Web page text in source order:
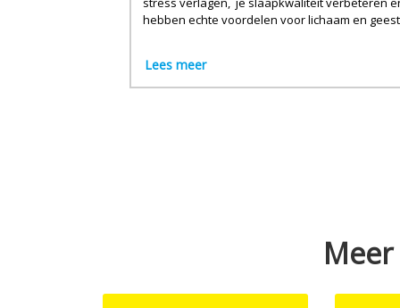
hebben echte voordelen voor lichaam en
Lees meer